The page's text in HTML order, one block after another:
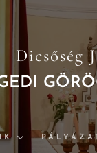
Dicsőség